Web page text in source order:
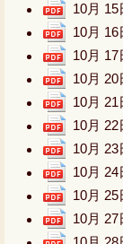
10月 15
10月 16
10月 17
10月 20
10月 21
10月 22
10月 23
10月 24
10月 25
10月 27